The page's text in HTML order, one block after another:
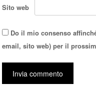
Sito web
Do il mio consenso
email, sito web) per il